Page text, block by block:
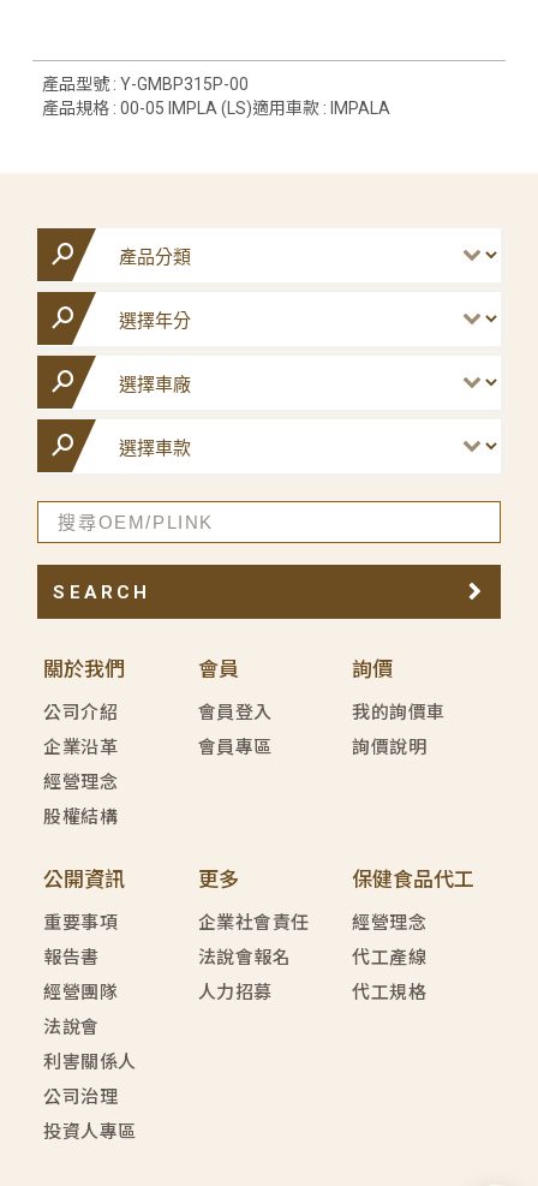
產品型號 : Y-GMBP315P-00
產品規格 : 00-05 IMPLA (LS)適用車款 : IMPALA
關於我們
公司介紹
企業沿革
經營理念
股權結構
會員
會員登入
會員專區
詢價
我的詢價車
詢價說明
公開資訊
重要事項
報告書
經營團隊
法說會
利害關係人
公司治理
投資人專區
更多
企業社會責任
法說會報名
人力招募
保健食品代工
經營理念
代工產線
代工規格
SEARCH